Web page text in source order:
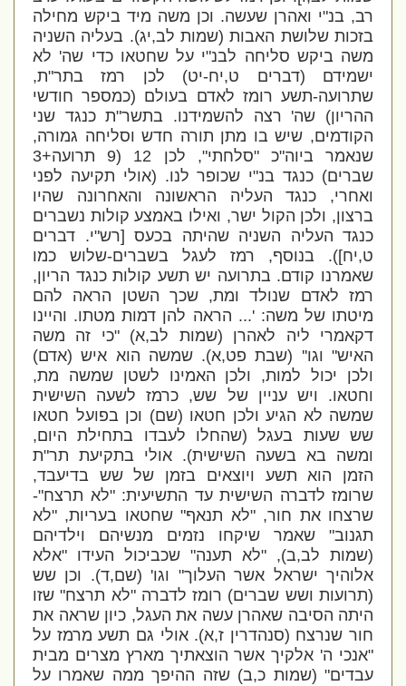
רב, בנ"י ואהרן שעשה. וכן משה מיד ביקש מחילה
בזכות שלושת האבות (שמות לב,יג). בעליה השניה
משה ביקש סליחה לבנ"י על שחטאו כדי שה' לא
ישמידם (דברים ט,יח-יט) לכן רמז בתר"ת,
שתרועה-תשע רומז לאדם בעולם (כמספר חודשי
ההריון) שה' רצה להשמידנו. בתשר"ת כנגד שני
הקודמים, שיש בו מתן תורה חדש וסליחה גמורה,
שנאמר ביוה"כ "סלחתי", לכן 12 (9 תרועה+3
שברים) כנגד בנ"י שכופר לנו. (אולי תקיעה לפני
ואחרי, כנגד העליה הראשונה והאחרונה שהיו
ברצון, ולכן הקול ישר, ואילו באמצע קולות נשברים
כנגד העליה השניה שהיתה בכעס [רש"י. דברים
ט,יח]). בנוסף, רמז לעגל בשברים-שלוש כמו
שאמרנו קודם. בתרועה יש תשע קולות כנגד הריון,
רמז לאדם שנולד ומת, שכך השטן הראה להם
מיטתו של משה: '... הראה להן דמות מטתו. והיינו
דקאמרי ליה לאהרן (שמות לב,א) "כי זה משה
האיש" וגו'' (שבת פט,א). שמשה הוא איש (אדם)
ולכן יכול למות, ולכן האמינו לשטן שמשה מת,
וחטאו. ויש עניין של שש, כרמז לשעה השישית
שמשה לא הגיע ולכן חטאו (שם) וכן בפועל חטאו
שש שעות בעגל (שהחלו לעבדו בתחילת היום,
ומשה בא בשעה השישית). אולי בתקיעת תר"ת
הזמן הוא תשע ויוצאים בזמן של שש בדיעבד,
שרומז לדברה השישית עד התשיעית: "לא תרצח"-
שרצחו את חור, "לא תנאף" שחטאו בעריות, "לא
תגנוב" שאמר שיקחו נזמים מנשיהם וילדיהם
(שמות לב,ב), "לא תענה" שכביכול העידו "אלא
אלוהיך ישראל אשר העלוך" וגו' (שם,ד). וכן שש
(תרועות ושש שברים) רומז לדברה "לא תרצח" שזו
היתה הסיבה שאהרן עשה את העגל, כיון שראה את
חור שנרצח (סנהדרין ז,א). אולי גם תשע מרמז על
"אנכי ה' אלקיך אשר הוצאתיך מארץ מצרים מבית
עבדים" (שמות כ,ב) שזה ההיפך ממה שאמרו על